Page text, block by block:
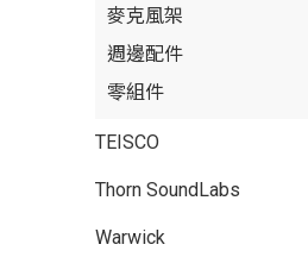
麥克風架
週邊配件
零組件
TEISCO
Thorn SoundLabs
Warwick